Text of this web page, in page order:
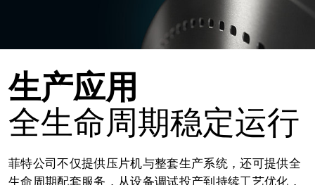
生产应用
全生命周期稳定运行
菲特公司不仅提供压片机与整套生产系统，还可提供全
生命周期配套服务，从设备调试投产到持续工艺优化，